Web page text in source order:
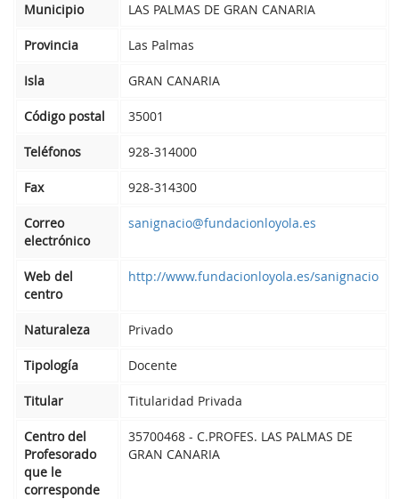
Municipio LAS PALMAS DE GRAN CANARIA
Provincia Las Palmas
Isla GRAN CANARIA
Código postal 35001
Teléfonos 928-314000
Fax 928-314300
Correo
electrónico
sanignacio@fundacionloyola.es
Web del
centro
http://www.fundacionloyola.es/sanignacio
Naturaleza Privado
Tipología Docente
Titular Titularidad Privada
Centro del
Profesorado
que le
corresponde
35700468 - C.PROFES. LAS PALMAS DE
GRAN CANARIA